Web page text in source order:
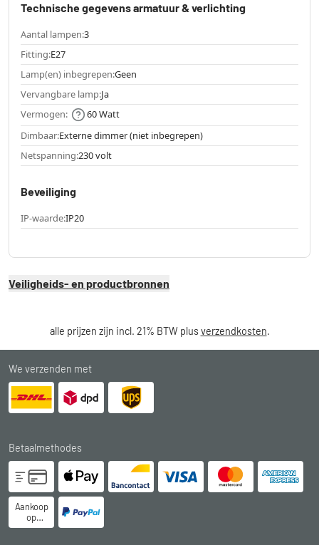
Technische gegevens armatuur & verlichting
Aantal lampen:3
Fitting:E27
Lamp(en) inbegrepen:Geen
Vervangbare lamp:Ja
Vermogen:
60 Watt
Dimbaar:Externe dimmer (niet inbegrepen)
Netspanning:230 volt
Beveiliging
IP-waarde:IP20
Veiligheids- en productbronnen
alle prijzen zijn incl. 21% BTW plusverzendkosten.
We verzenden met
Betaalmethodes
Aankoop
op
rekening